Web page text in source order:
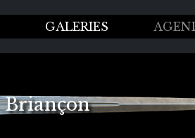
GALERIES
Briançon